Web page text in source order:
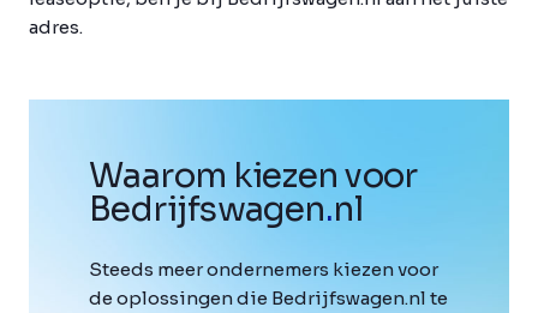
adres.
Waarom kiezen voor
Bedrijfswagen.nl
Steeds meer ondernemers kiezen voor
de oplossingen die Bedrijfswagen.nl te